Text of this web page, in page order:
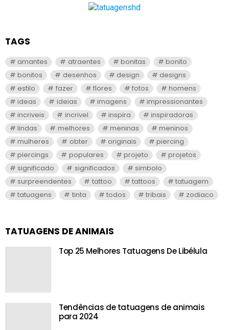
TAGS
amantes atraentes bonitas
bonito
bonitos
desenhos design
designs
estilo
fazer flores fotos
homens
ideas
ideias imagens
impressionantes
incriveis
incrivel inspira
inspiradoras
lindas
melhores meninas
meninos
mulheres
obter originais
piercing
piercings
populares projeto
projetos
significado
significados
simbolo
surpreendentes
tattoo tattoos
tatuagem
tatuagens
tinta todos tribais zodiaco
TATUAGENS DE ANIMAIS
Top 25 Melhores Tatuagens De Libélula
Tendências de tatuagens de animais
para 2024